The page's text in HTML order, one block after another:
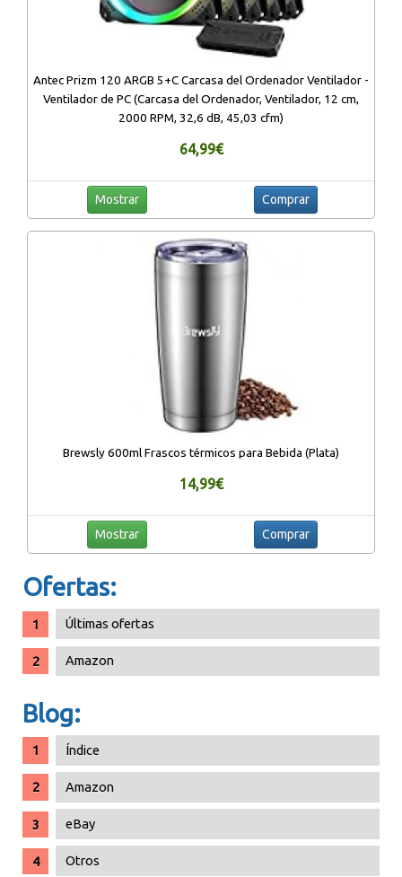
Antec Prizm 120 ARGB 5+C Carcasa del Ordenador Ventilador -
Ventilador de PC (Carcasa del Ordenador, Ventilador, 12 cm,
2000 RPM, 32,6 dB, 45,03 cfm)
64,99€
Mostrar Comprar
Brewsly 600ml Frascos térmicos para Bebida (Plata)
14,99€
Mostrar Comprar
Ofertas:
Últimas ofertas
Amazon
Blog:
Índice
Amazon
eBay
Otros